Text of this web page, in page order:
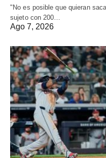
"No es posible que quieran
sujeto con 200…
Ago 7, 2026